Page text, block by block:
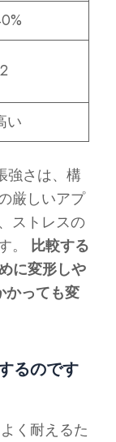
い
強さは、構
厳しいアプ
ストレスの
。 比較する
に変形しや
っても変
るのです
く耐えるた